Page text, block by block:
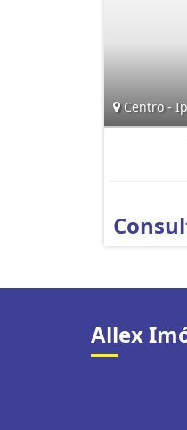
Centro -
Allex